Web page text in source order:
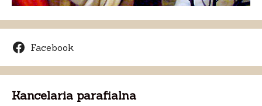
Facebook
Kancelaria parafialna